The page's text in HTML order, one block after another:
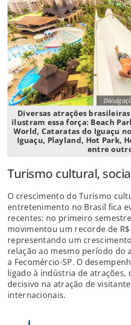
Diversas atrações
ilustram essa força: Beach
World, Cataratas do Iguaçu
Iguaçu, Playland, Hot Park,
entre
Turismo cultural,
O crescimento do Turismo
entretenimento no Brasil fica
recentes: no primeiro
movimentou um recorde de
representando um
relação ao mesmo período do
a Fecomércio-SP. O
ligado à indústria de atrações,
decisivo na atração de
internacionais.